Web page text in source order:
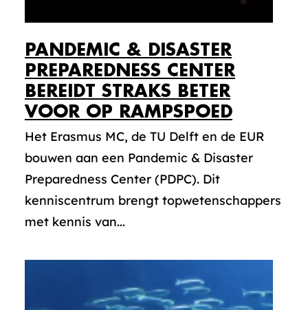
PANDEMIC & DISASTER
PREPAREDNESS CENTER
BEREIDT STRAKS BETER
VOOR OP RAMPSPOED
Het Erasmus MC, de TU Delft en de EUR
bouwen aan een Pandemic & Disaster
Preparedness Center (PDPC). Dit
kenniscentrum brengt topwetenschappers
met kennis van...